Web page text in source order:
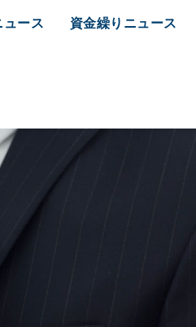
ュース 資金繰りニュース